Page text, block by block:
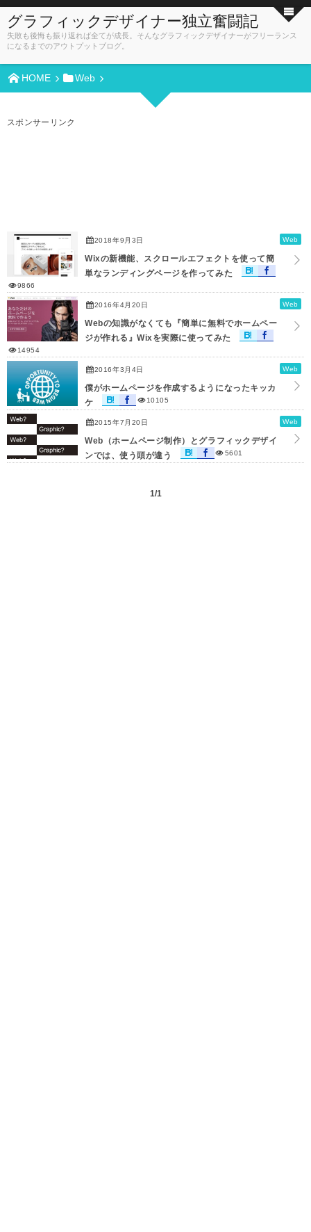
グラフィックデザイナー独立奮闘記
失敗も後悔も振り返れば全てが成長。そんなグラフィックデザイナーがフリーランス
になるまでのアウトプットブログ。
HOME Web
スポンサーリンク
2018年9月3日 Web
Wixの新機能、スクロールエフェクトを使って簡
単なランディングページを作ってみた
9866
2016年4月20日 Web
Webの知識がなくても『簡単に無料でホームペー
ジが作れる』Wixを実際に使ってみた
14954
2016年3月4日 Web
僕がホームページを作成するようになったキッカ
ケ
10105
2015年7月20日 Web
Web（ホームページ制作）とグラフィックデザイ
ンでは、使う頭が違う
5601
1/1